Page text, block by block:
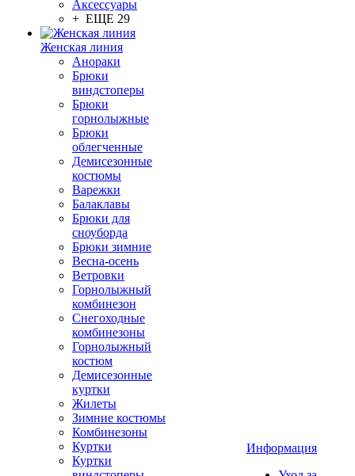
Аксессуары
+ ЕЩЕ 29
Женская линия
Анораки
Брюки
виндстоперы
Брюки
горнолыжные
Брюки
облегченные
Демисезонные
костюмы
Варежки
Балаклавы
Брюки для
сноуборда
Брюки зимние
Весна-осень
Ветровки
Горнолыжный
комбинезон
Снегоходные
комбинезоны
Горнолыжный
костюм
Демисезонные
куртки
Жилеты
Зимние костюмы
Комбинезоны
Куртки
Куртки
Информация